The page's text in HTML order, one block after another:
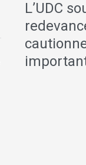
L’UDC